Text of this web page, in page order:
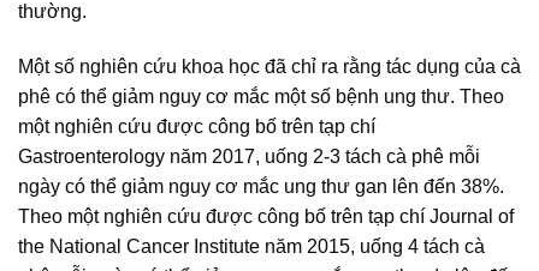
thường.
Một số nghiên cứu khoa học đã chỉ ra rằng tác dụng của cà
phê có thể giảm nguy cơ mắc một số bệnh ung thư. Theo
một nghiên cứu được công bố trên tạp chí
Gastroenterology năm 2017, uống 2-3 tách cà phê mỗi
ngày có thể giảm nguy cơ mắc ung thư gan lên đến 38%.
Theo một nghiên cứu được công bố trên tạp chí Journal of
the National Cancer Institute năm 2015, uống 4 tách cà